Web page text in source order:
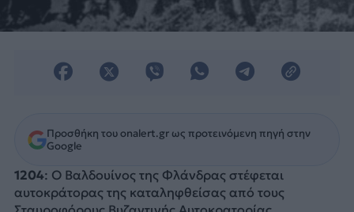
Προσθήκη του onalert.gr ως προτεινόμενη πηγή στην
Google
1204: Ο Βαλδουίνος της Φλάνδρας στέφεται
αυτοκράτορας της καταληφθείσας από τους